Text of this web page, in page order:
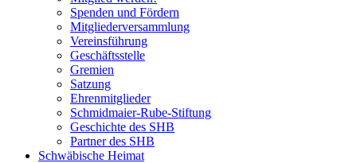
Spenden und Fördern
Mitgliederversammlung
Vereinsführung
Geschäftsstelle
Gremien
Satzung
Ehrenmitglieder
Schmidmaier-Rube-Stiftung
Geschichte des SHB
Partner des SHB
Schwäbische Heimat